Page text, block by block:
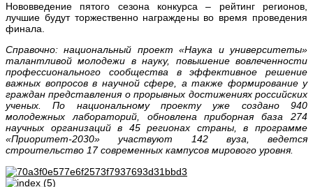
Нововведение пятого сезона конкурса – рейтинг регионов,
лучшие будут торжественно награждены во время проведения
финала.
Справочно: национальный проект «Наука и университеты»
талантливой молодежи в науку, повышение вовлеченности
профессионального сообщества в эффективное решение
важных вопросов в научной сфере, а также формирование у
граждан представления о прорывных достижениях российских
ученых. По национальному проекту уже создано 940
молодежных лабораторий, обновлена приборная база 274
научных организаций в 45 регионах страны, в программе
«Приоритет-2030» участвуют 142 вуза, ведется
строительство 17 современных кампусов мирового уровня.